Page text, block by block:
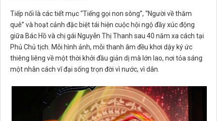
Tiếp nối là các tiết mục “Tiếng gọi non sông”, “Người về thăm
quê” và hoạt cảnh đặc biệt tái hiện cuộc hội ngộ đầy xúc động
giữa Bác Hồ và chị gái Nguyễn Thị Thanh sau 40 năm xa cách tại
Phủ Chủ tịch. Mỗi hình ảnh, mỗi thanh âm đều khơi dậy ký ức
thiêng liêng về một thời khởi đầu giản dị mà lớn lao, nơi tỏa sáng
một nhân cách vĩ đại sống trọn đời vì nước, vì dân.